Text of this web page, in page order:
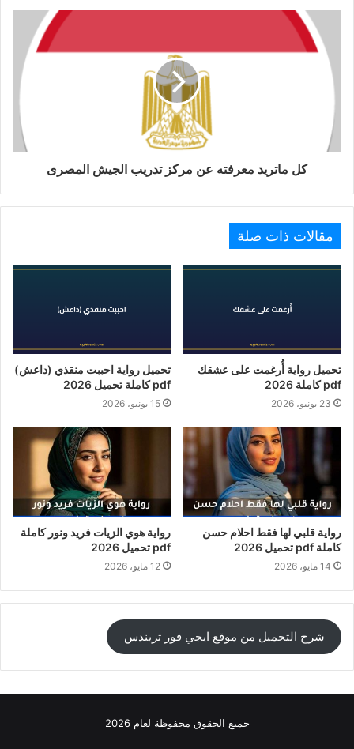
كل ماتريد معرفته عن مركز تدريب الجيش المصرى
مقالات ذات صلة
تحميل رواية أُرغمت على عشقك
pdf كاملة 2026
23 يونيو، 2026
تحميل رواية احببت منقذي (داعش)
pdf كاملة تحميل 2026
15 يونيو، 2026
رواية قلبي لها فقط احلام حسن
كاملة pdf تحميل 2026
14 مايو، 2026
رواية هوي الزيات فريد ونور كاملة
pdf تحميل 2026
12 مايو، 2026
شرح التحميل من موقع ايجي فور تريندس
جميع الحقوق محفوظة لعام 2026